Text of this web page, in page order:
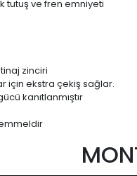
tutuş ve fren emniyeti
zinciri
için ekstra çekiş sağlar.
kanıtlanmıştır